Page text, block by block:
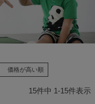
価格が高い順
15件中 1-15件表示